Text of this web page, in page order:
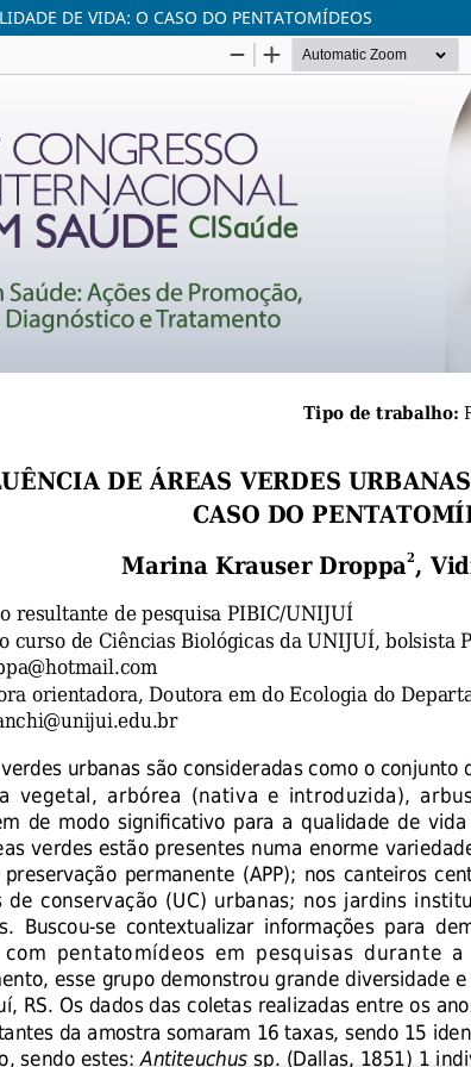
DE VIDA: O CASO DO PENTATOMÍDEOS